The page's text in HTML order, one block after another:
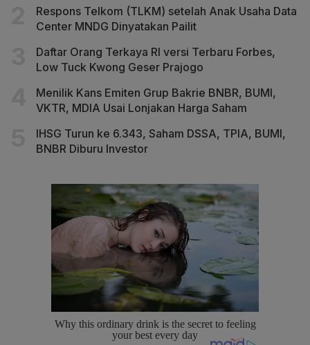
Respons Telkom (TLKM) setelah Anak Usaha Data
Center MNDG Dinyatakan Pailit
Daftar Orang Terkaya RI versi Terbaru Forbes,
Low Tuck Kwong Geser Prajogo
Menilik Kans Emiten Grup Bakrie BNBR, BUMI,
VKTR, MDIA Usai Lonjakan Harga Saham
IHSG Turun ke 6.343, Saham DSSA, TPIA, BUMI,
BNBR Diburu Investor